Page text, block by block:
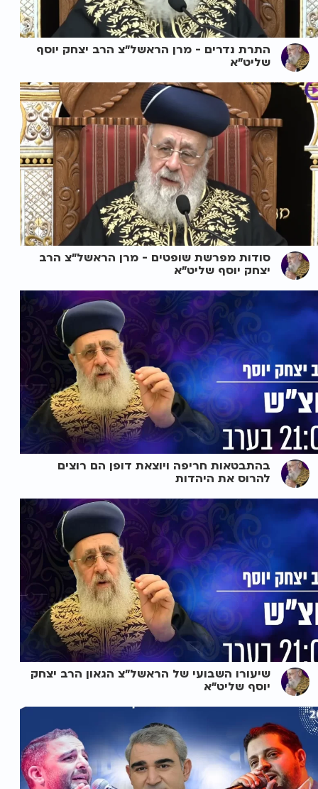
התרת נדרים - מרן הראשל"צ הרב יצחק יוסף
שליט"א
סודות מפרשת שופטים - מרן הראשל"צ הרב
יצחק יוסף שליט"א
בהתבטאות חריפה ויוצאת דופן הם רוצים
להרוס את היהדות
שיעורו השבועי של הראשל"צ הגאון הרב יצחק
יוסף שליט"א